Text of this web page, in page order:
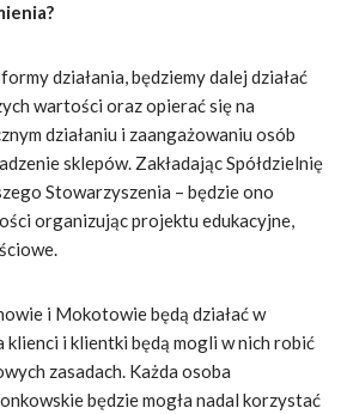
działania, będziemy dalej działać
wartości oraz opierać się na
działaniu i zaangażowaniu osób
sklepów. Zakładając Spółdzielnię
Stowarzyszenia – będzie ono
organizując projektu edukacyjne,
i Mokotowie będą działać w
klienci i klientki będą mogli w nich robić
zasadach. Każda osoba
będzie mogła nadal korzystać